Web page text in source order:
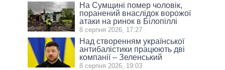
На Сумщині помер чоловік,
поранений внаслідок ворожої
атаки на ринок в Білопіллі
8 серпня 2026, 17:27
Над створенням української
антибалістики працюють дві
компанії – Зеленський
8 серпня 2026, 19:03